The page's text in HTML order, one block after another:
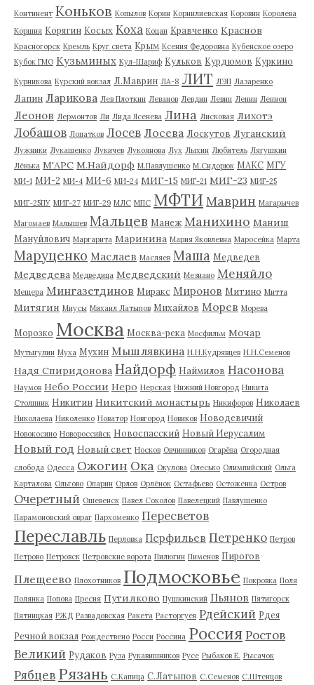
Континент Коньков Копылов Корин Корнилиевская Коровин Королева
Коршия Корягин Косых Коха Коцан Кравченко Краснов
Красногорск Кремль Круг света Крым Ксения Федоровна Кубенское озеро
Кубок ГМО Кузьминых Кул-Шариф Кульков Курдюмов Куркино
Курникова Курский вокзал Л.Маврин ЛА-8 ЛИТ ЛЭП Лазаренко
Лапин Ларикова Лев Плоткин Леванов Левдин Левин Ленин Леннон
Леонов Лермонтов Ли Лида Ясенева Лина Лисковая Лихотэ
Лобашов Лопатков Лосев Лосева Лоскутов Луганский
Лужники Лукашенко Лукичев Лукоянова Лух Лыхин Любитель Лягушкин
Лёнька М'АРС М.Найдорф М.Павлушенко М.Сидорюк МАКС МГУ
МИ-1 МИ-2 МИ-4 МИ-6 МИ-24 МИГ-15 МИГ-21 МИГ-23 МИГ-25
МИГ-25ПУ МИГ-27 МИГ-29 МЛС МПС МФТИ Маврин Магарычев
Магомаев Малышев Мальцев Манеж Манихино Маниш
Мануйлович Маргарита Маринина Мария Яковлевна Маросейка Марта
Маруценко Маслаев Масляев Маша Медведев
Медведева Медведица Медведский Мезиано Меняйло
Мещера Мингазетдинов Миракс Миронов Митино Митта
Митягин Миусы Михаил Латыпов Михайлов Морев Морева
Морозко Москва Москва-река Мосфильм Мочар
Мутыгулин Муха Мухин Мышлявкина Н.Н.Кудрявцев Н.Н.Семенов
Надя Спиридонова Найдорф Наймилов Насонова
Наумов Небо России Неро Нерская Нижний Новгород Никита
Столпник Никитин Никитский монастырь Никифоров Николаев
Николаева Николенко Новатор Новгород Новиков Новодевичий
Новокосино Новороссийск Новоспасский Новый Иерусалим
Новый год Новый свет Носков Овчинников Огарёва Огородная
слобода Одесса Ожогин Ока Окулова Олесько Олимпийский Ольга
Карталова Ольгово Опарин Орлов Орлёнок Остафьево Остоженка Остров
Очеретный Ошевенск Павел Соколов Павелецкий Павлушенко
Парамоновский овраг Пархоменко Пересветов
Переславль Перловка Перфильев Петренко Петров
Петрово Петровск Петровские ворота Пилюгин Пименов Пирогов
Плещеево Плохотников Подмосковье Покровка Поля
Полянка Попова Пресня Путилково Пушкинский Пьянов Пятигорск
Пятницкая РЖД Развадовская Ракета Расторгуев Рдейский Рдея
Речной вокзал Рождествено Росси Россина Россия Ростов
Великий Рудаков Руза Рукавишников Русе Рыбаков Е. Рысачок
Рябцев Рязань С.Капица С.Латыпов С.Семенов С.Штенцов